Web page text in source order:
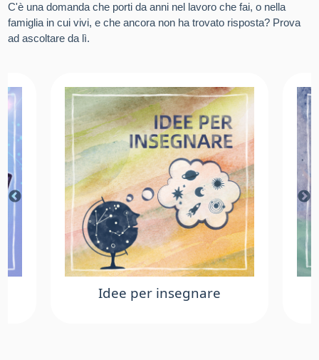
C'è una domanda che porti da anni nel lavoro che fai, o nella
famiglia in cui vivi, e che ancora non ha trovato risposta? Prova
ad ascoltare da lì.
Idee per insegnare